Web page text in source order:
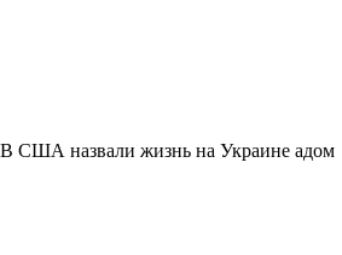
В США назвали жизнь на Украине адом